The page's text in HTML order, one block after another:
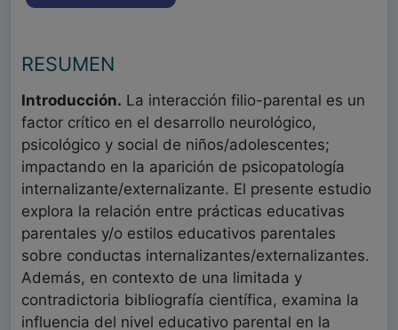
RESUMEN
Introducción. La interacción filio-parental es un
factor crítico en el desarrollo neurológico,
psicológico y social de niños/adolescentes;
impactando en la aparición de psicopatología
internalizante/externalizante. El presente estudio
explora la relación entre prácticas educativas
parentales y/o estilos educativos parentales
sobre conductas internalizantes/externalizantes.
Además, en contexto de una limitada y
contradictoria bibliografía científica, examina la
influencia del nivel educativo parental en la